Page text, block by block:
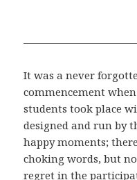
It was a never
commencement
students took place
designed and run by
happy moments;
choking words, but
regret in the